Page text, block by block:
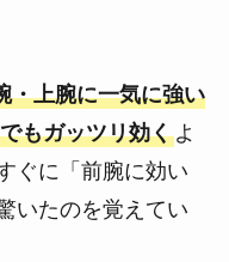
・上腕に一気に強い
もガッツリ効くよ
ぐに「前腕に効い
いたのを覚えてい